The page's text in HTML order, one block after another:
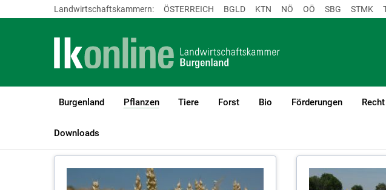
Landwirtschaftskammern: ÖSTERREICH BGLD KTN NÖ OÖ SBG STMK
Burgenland Pflanzen
(current)1
Tiere Forst Bio Förderungen
Downloads
LK Burgenland
Videos Pflanzenbau